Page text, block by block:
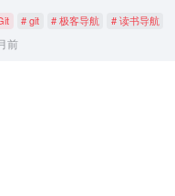
# git # 极客导航 # 读书导航
前